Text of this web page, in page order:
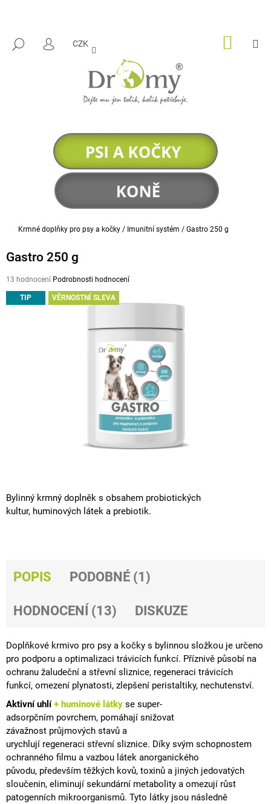
HLEDAT
PŘIHLÁŠENÍ
CZK KOŠÍK
Domů
Krmné doplňky pro psy a kočky / Imunitní systém / Gastro 250 g
Gastro 250 g
Průměrné
hodnocení
produktu
13 hodnocení Podrobnosti hodnocení
TIP VĚRNOSTNÍ SLEVA
Bylinný krmný doplněk s obsahem probiotických
kultur, huminových látek a prebiotik.
POPIS PODOBNÉ (1)
HODNOCENÍ (13) DISKUZE
Doplňkové krmivo pro psy a kočky s bylinnou složkou je určeno
pro podporu a optimalizaci trávicích funkcí. Příznivě působí na
ochranu žaludeční a střevní sliznice, regeneraci trávicích
funkcí, omezení plynatosti, zlepšení peristaltiky, nechutenství.
Aktivní uhlí+ huminové látky se super-
adsorpčním povrchem, pomáhají snižovat
závažnost průjmových stavů a
urychlují regeneraci střevní sliznice. Díky svým schopnostem
ochranného filmu a vazbou látek anorganického
původu, především těžkých kovů, toxinů a jiných jedovatých
sloučenin, eliminují sekundární metabolity a omezují růst
patogenních mikroorganismů. Tyto látky jsou následně
E
E
A
J
O
R
U
M
GASTROHEAL
888
Kč